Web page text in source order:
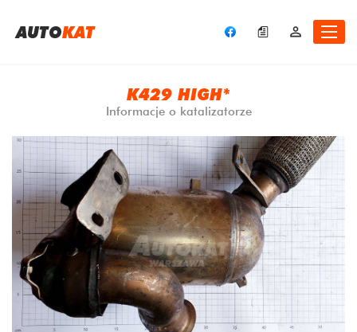
AUTOKAT
K429 HIGH*
Informacje o katalizatorze